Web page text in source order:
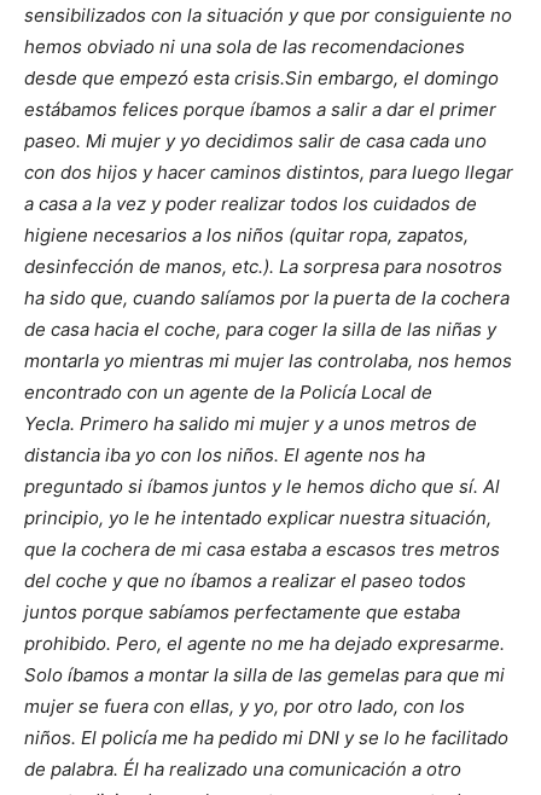
sensibilizados con la situación y que por consiguiente no
hemos obviado ni una sola de las recomendaciones
desde que empezó esta crisis.Sin embargo, el domingo
estábamos felices porque íbamos a salir a dar el primer
paseo. Mi mujer y yo decidimos salir de casa cada uno
con dos hijos y hacer caminos distintos, para luego llegar
a casa a la vez y poder realizar todos los cuidados de
higiene necesarios a los niños (quitar ropa, zapatos,
desinfección de manos, etc.). La sorpresa para nosotros
ha sido que, cuando salíamos por la puerta de la cochera
de casa hacia el coche, para coger la silla de las niñas y
montarla yo mientras mi mujer las controlaba, nos hemos
encontrado con un agente de la Policía Local de
Yecla. Primero ha salido mi mujer y a unos metros de
distancia iba yo con los niños. El agente nos ha
preguntado si íbamos juntos y le hemos dicho que sí. Al
principio, yo le he intentado explicar nuestra situación,
que la cochera de mi casa estaba a escasos tres metros
del coche y que no íbamos a realizar el paseo todos
juntos porque sabíamos perfectamente que estaba
prohibido. Pero, el agente no me ha dejado expresarme.
Solo íbamos a montar la silla de las gemelas para que mi
mujer se fuera con ellas, y yo, por otro lado, con los
niños. El policía me ha pedido mi DNI y se lo he facilitado
de palabra. Él ha realizado una comunicación a otro